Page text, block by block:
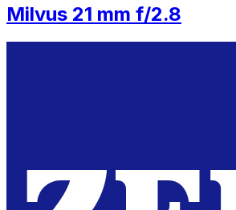
Milvus 21 mm f/2.8